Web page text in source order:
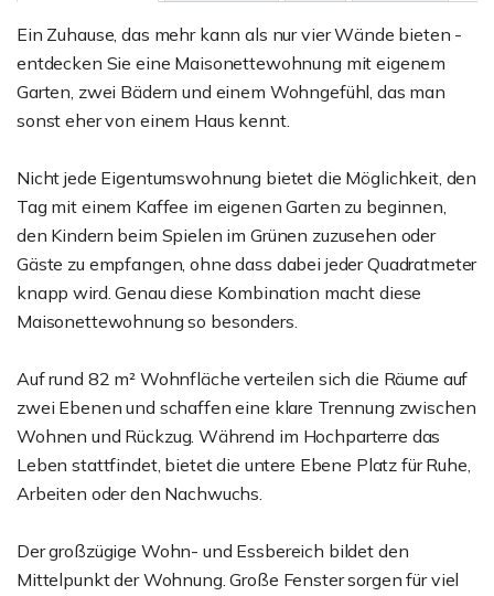
Ein Zuhause, das mehr kann als nur vier Wände bieten -
entdecken Sie eine Maisonettewohnung mit eigenem
Garten, zwei Bädern und einem Wohngefühl, das man
sonst eher von einem Haus kennt.
Nicht jede Eigentumswohnung bietet die Möglichkeit, den
Tag mit einem Kaffee im eigenen Garten zu beginnen,
den Kindern beim Spielen im Grünen zuzusehen oder
Gäste zu empfangen, ohne dass dabei jeder Quadratmeter
knapp wird. Genau diese Kombination macht diese
Maisonettewohnung so besonders.
Auf rund 82 m² Wohnfläche verteilen sich die Räume auf
zwei Ebenen und schaffen eine klare Trennung zwischen
Wohnen und Rückzug. Während im Hochparterre das
Leben stattfindet, bietet die untere Ebene Platz für Ruhe,
Arbeiten oder den Nachwuchs.
Der großzügige Wohn- und Essbereich bildet den
Mittelpunkt der Wohnung. Große Fenster sorgen für viel